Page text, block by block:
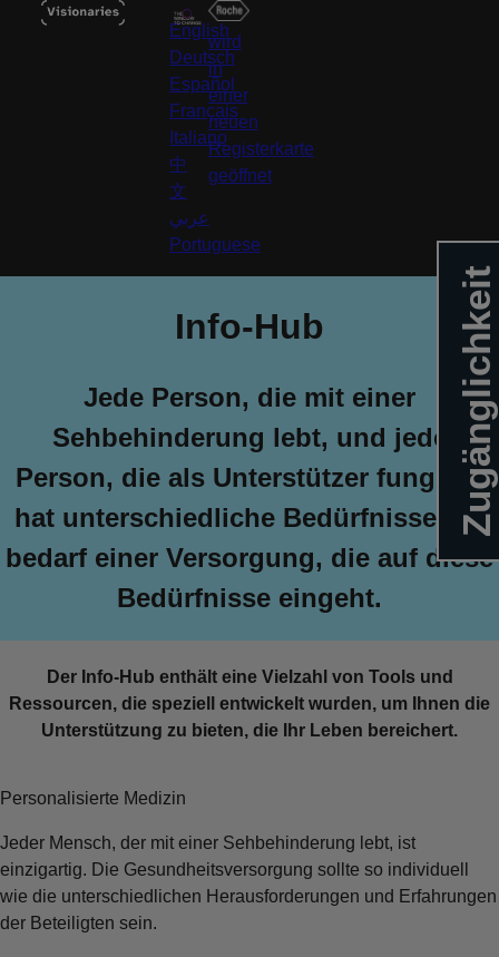
Zugänglichkeit
MENU
English
Deutsch
Español
Français
Italiano
中
文
عربي
Portuguese
wird
in
einer
neuen
Registerkarte
geöffnet
Info-Hub
Jede Person, die mit einer
Sehbehinderung lebt, und jede
Person, die als Unterstützer fungiert,
hat unterschiedliche Bedürfnisse. Es
bedarf einer Versorgung, die auf diese
Bedürfnisse eingeht.
Der Info-Hub enthält eine Vielzahl von Tools und
Ressourcen, die speziell entwickelt wurden, um Ihnen die
Unterstützung zu bieten, die Ihr Leben bereichert.
Personalisierte Medizin
Jeder Mensch, der mit einer Sehbehinderung lebt, ist
einzigartig. Die Gesundheitsversorgung sollte so individuell
wie die unterschiedlichen Herausforderungen und Erfahrungen
der Beteiligten sein.